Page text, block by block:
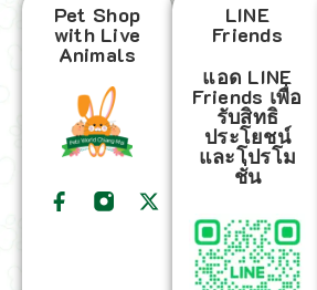
Pet Shop
with Live
Animals
LINE
Friends
แอด LINE
Friends เพื่อ
รับสิทธิ
ประโยชน์
และโปรโม
ชั่น